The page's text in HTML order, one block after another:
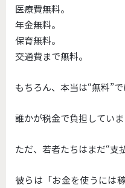
医療費無料。
年金無料。
保育無料。
交通費まで無料。
もちろん、本当は“無料”で
誰かが税金で負担していま
ただ、若者たちはまだ“支
彼らは「お金を使うには